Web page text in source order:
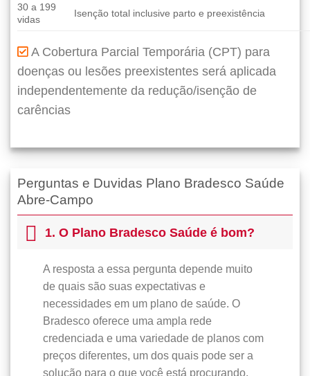
30 a 199
vidas
Isenção total inclusive parto e preexistência
A Cobertura Parcial Temporária (CPT) para
doenças ou lesões preexistentes será aplicada
independentemente da redução/isenção de
carências
Perguntas e Duvidas Plano Bradesco Saúde
Abre-Campo
1. O Plano Bradesco Saúde é bom?
A resposta a essa pergunta depende muito
de quais são suas expectativas e
necessidades em um plano de saúde. O
Bradesco oferece uma ampla rede
credenciada e uma variedade de planos com
preços diferentes, um dos quais pode ser a
solução para o que você está procurando.